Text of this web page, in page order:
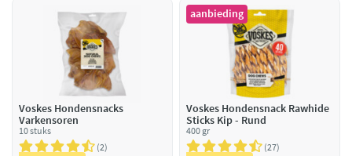
Voskes Hondensnacks
Varkensoren
10 stuks
2
aanbieding
Voskes Hondensnack Rawhide
Sticks Kip - Rund
400 gr
27